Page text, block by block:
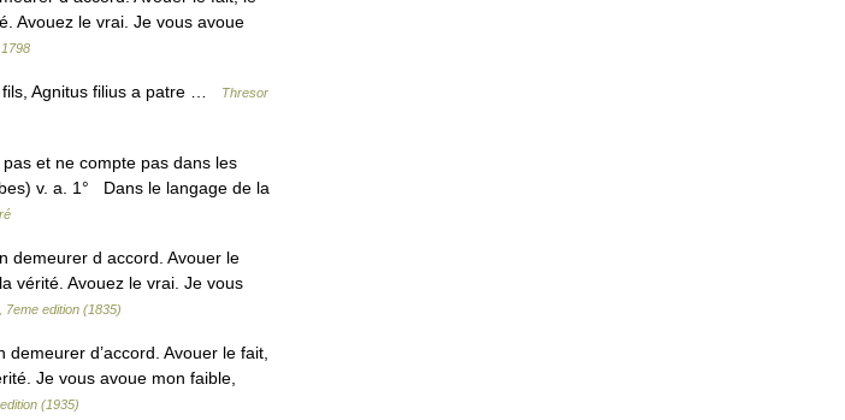
Avouez le vrai. Je vous avoue
Agnitus filius a patre …
Thresor
et ne compte pas dans les
v. a. 1° Dans le langage de la
demeurer d accord. Avouer le
vérité. Avouez le vrai. Je vous
7eme edition (1835)
d’accord. Avouer le fait,
Je vous avoue mon faible,
(1935)